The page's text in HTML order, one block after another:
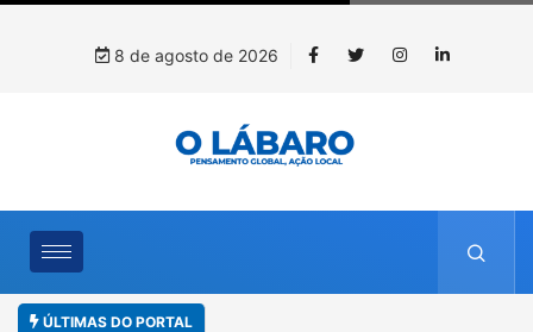
8 de agosto de 2026
ÚLTIMAS DO PORTAL